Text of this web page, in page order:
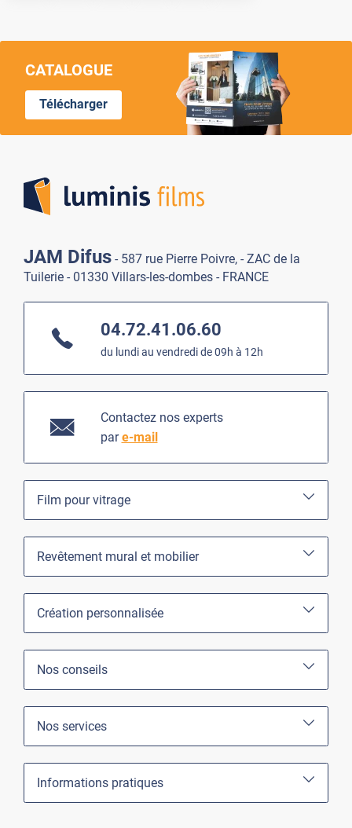
CATALOGUE
Télécharger
JAM Difus - 587 rue Pierre Poivre, - ZAC de la
Tuilerie - 01330 Villars-les-dombes - FRANCE
04.72.41.06.60
du lundi au vendredi de 09h à 12h
Contactez nos experts
pare-mail
Film pour vitrage
Revêtement mural et mobilier
Création personnalisée
Nos conseils
Nos services
Informations pratiques